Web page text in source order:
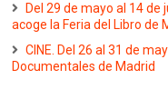
Del 29 de mayo al 14 de
acoge la Feria del Libro de
CINE. Del 26 al 31 de
Documentales de Madrid